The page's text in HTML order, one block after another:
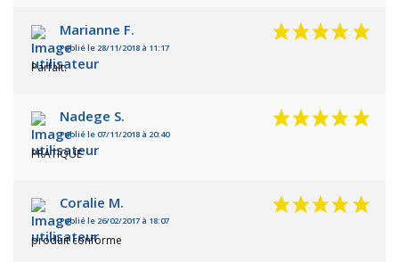
Marianne F.
Publié le 28/11/2018 à 11:17
Parfait.
Nadege S.
Publié le 07/11/2018 à 20:40
PRATIQUE
Coralie M.
Publié le 26/02/2017 à 18:07
produit conforme